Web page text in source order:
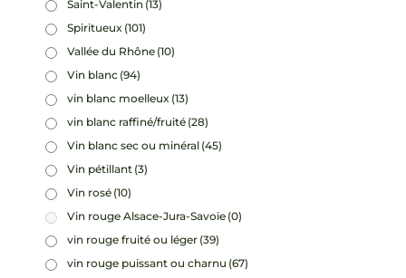
Saint-Valentin (13)
Spiritueux (101)
Vallée du Rhône (10)
Vin blanc (94)
vin blanc moelleux (13)
vin blanc raffiné/fruité (28)
Vin blanc sec ou minéral (45)
Vin pétillant (3)
Vin rosé (10)
Vin rouge Alsace-Jura-Savoie (0)
vin rouge fruité ou léger (39)
vin rouge puissant ou charnu (67)